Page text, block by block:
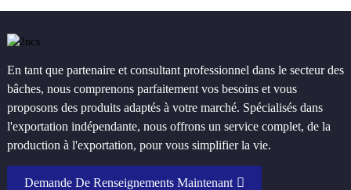
En tant que partenaire et consultant professionnel dans le secteur des
bâches, nous comprenons parfaitement vos besoins et vous
proposons des produits adaptés à votre marché. Spécialisés dans
l'exportation indépendante, nous offrons un service complet, de la
production à l'exportation, pour vous simplifier la vie.
Demande De Renseignements Maintenant